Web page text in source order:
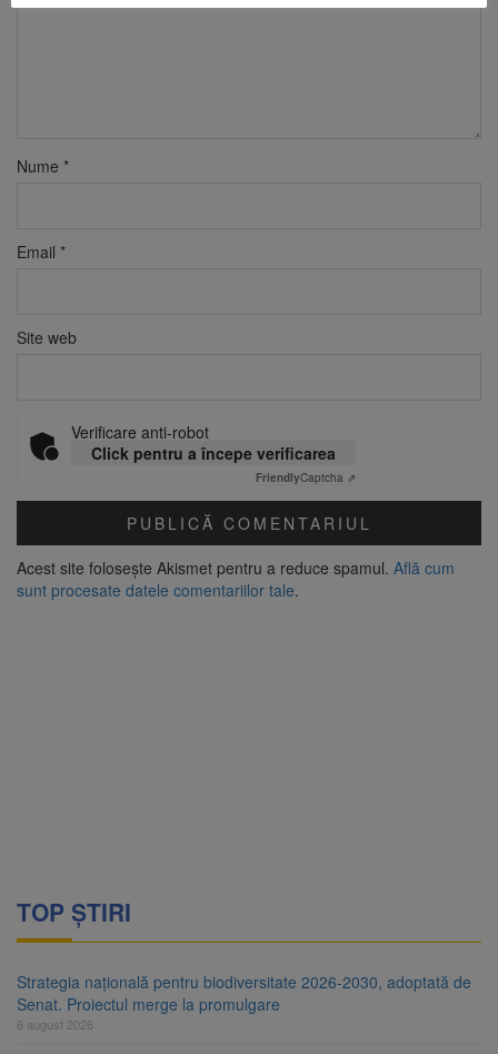
Nume *
Email *
Site web
Verificare anti-robot
Click pentru a începe verificarea
FriendlyCaptcha ⇗
Acest site folosește Akismet pentru a reduce spamul. Află cum
sunt procesate datele comentariilor tale.
TOP ȘTIRI
Strategia națională pentru biodiversitate 2026-2030, adoptată de
Senat. Proiectul merge la promulgare
6 august 2026